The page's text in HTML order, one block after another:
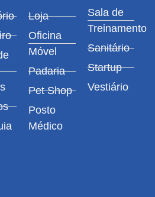
Loja
Oficina
Móvel
Padaria
Pet Shop
Posto
Médico
Sala de
Treinamento
Sanitário
Startup
Vestiário